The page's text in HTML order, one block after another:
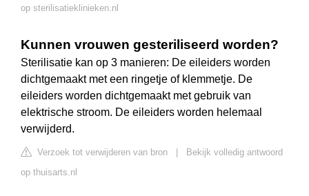
op sterilisatieklinieken.nl
Kunnen vrouwen gesteriliseerd worden?
Sterilisatie kan op 3 manieren: De eileiders worden
dichtgemaakt met een ringetje of klemmetje. De
eileiders worden dichtgemaakt met gebruik van
elektrische stroom. De eileiders worden helemaal
verwijderd.
Verzoek tot verwijderen van bron
Bekijk volledig antwoord
op thuisarts.nl